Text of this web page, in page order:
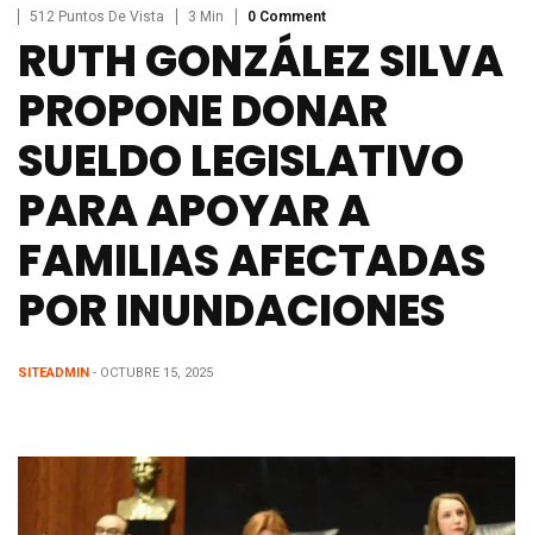
512 Puntos De Vista 3 Min 0 Comment
RUTH GONZÁLEZ SILVA
PROPONE DONAR
SUELDO LEGISLATIVO
PARA APOYAR A
FAMILIAS AFECTADAS
POR INUNDACIONES
SITEADMIN - OCTUBRE 15, 2025